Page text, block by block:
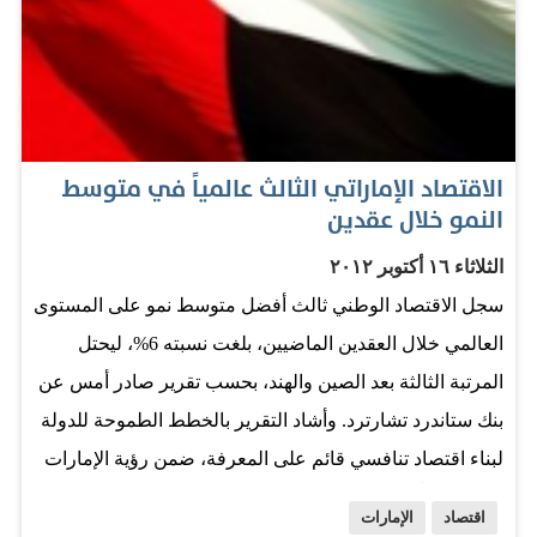
الناحية اليسرى، فيما جلست رابعة فوق المركبة، لافتاً إلى أن
الفتيات كن يُخرجن نصف أجسادهن من المركبة.
httpv://youtu.be/UdOmGiridIY وتابع أن السيارة دخلت دوار
الورقاء وأثناء دورانها تدلت فتاة صغيرة منها إلى درجة
أوشكت على السقوط، وتعريض حياتها للخطر بسبب اختلال
توازنها بعد أن انزلقت قدماها، مشيراً إلى أن الفتاة تمسكت
بيدها بصعوبة في اللحظات…
الاقتصاد الإماراتي الثالث عالمياً في متوسط
النمو خلال عقدين
الثلاثاء ١٦ أكتوبر ٢٠١٢
سجل الاقتصاد الوطني ثالث أفضل متوسط نمو على المستوى
العالمي خلال العقدين الماضيين، بلغت نسبته 6%، ليحتل
المرتبة الثالثة بعد الصين والهند، بحسب تقرير صادر أمس عن
بنك ستاندرد تشارترد. وأشاد التقرير بالخطط الطموحة للدولة
لبناء اقتصاد تنافسي قائم على المعرفة، ضمن رؤية الإمارات
اقتصاد الإمارات